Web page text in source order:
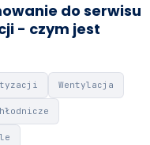
do serwisu
- czym jest
Wentylacja